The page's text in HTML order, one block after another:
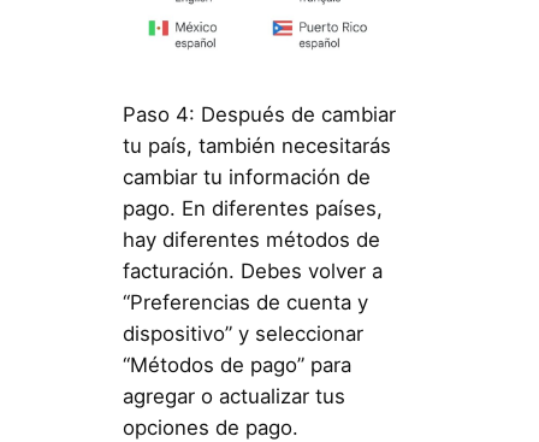
Paso 4: Después de cambiar
tu país, también necesitarás
cambiar tu información de
pago. En diferentes países,
hay diferentes métodos de
facturación. Debes volver a
“Preferencias de cuenta y
dispositivo” y seleccionar
“Métodos de pago” para
agregar o actualizar tus
opciones de pago.